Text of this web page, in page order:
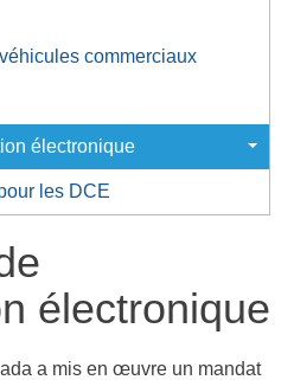
commerciaux
électronique
les DCE
électronique
a mis en œuvre un mandat